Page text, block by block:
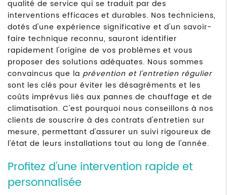
qualité de service qui se traduit par des
interventions efficaces et durables. Nos techniciens,
dotés d'une expérience significative et d'un savoir-
faire technique reconnu, sauront identifier
rapidement l'origine de vos problèmes et vous
proposer des solutions adéquates. Nous sommes
convaincus que la prévention et l'entretien régulier
sont les clés pour éviter les désagréments et les
coûts imprévus liés aux pannes de chauffage et de
climatisation. C'est pourquoi nous conseillons à nos
clients de souscrire à des contrats d'entretien sur
mesure, permettant d'assurer un suivi rigoureux de
l'état de leurs installations tout au long de l'année.
Profitez d'une intervention rapide et
personnalisée